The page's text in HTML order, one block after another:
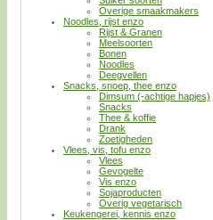
Overige smaakmakers
Noodles, rijst enzo
Rijst & Granen
Meelsoorten
Bonen
Noodles
Deegvellen
Snacks, snoep, thee enzo
Dimsum (-achtige hapjes)
Snacks
Thee & koffie
Drank
Zoetigheden
Vlees, vis, tofu enzo
Vlees
Gevogelte
Vis enzo
Sojaproducten
Overig vegetarisch
Keukengerei, kennis enzo